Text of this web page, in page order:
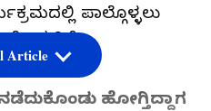
ಪಾಲ್ಗೊಳ್ಳಲು
ಜರುಗಿದೆ.
ಹೋಗ್ತಿದ್ದಾಗ
Article